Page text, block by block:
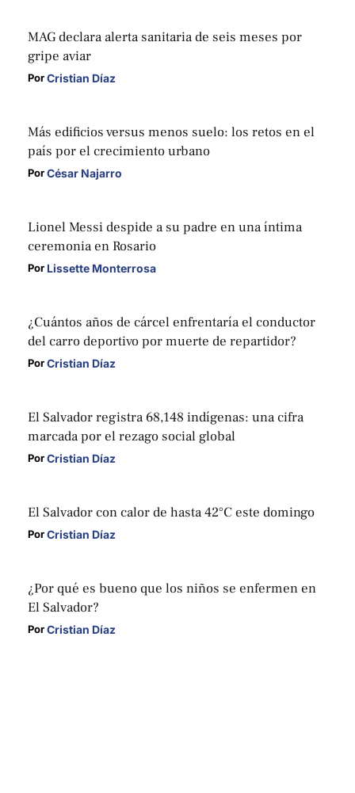
MAG declara alerta sanitaria de seis meses por
gripe aviar
Por Cristian Díaz
Más edificios versus menos suelo: los retos en el
país por el crecimiento urbano
Por César Najarro
Lionel Messi despide a su padre en una íntima
ceremonia en Rosario
Por Lissette Monterrosa
¿Cuántos años de cárcel enfrentaría el conductor
del carro deportivo por muerte de repartidor?
Por Cristian Díaz
El Salvador registra 68,148 indígenas: una cifra
marcada por el rezago social global
Por Cristian Díaz
El Salvador con calor de hasta 42°C este domingo
Por Cristian Díaz
¿Por qué es bueno que los niños se enfermen en
El Salvador?
Por Cristian Díaz